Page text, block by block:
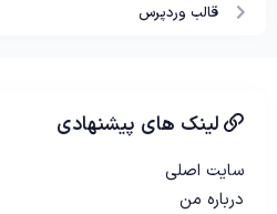
قالب وردپرس
لینک های پیشنهادی
سایت اصلی
درباره من